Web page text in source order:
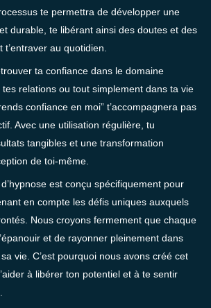
te permettra de développer une
durable, te libérant ainsi des doutes et des
au quotidien.
ta confiance dans le domaine
relations ou tout simplement dans ta vie
confiance en moi” t’accompagnera pas
Avec une utilisation régulière, tu
tangibles et une transformation
de toi-même.
est conçu spécifiquement pour
en compte les défis uniques auxquels
Nous croyons fermement que chaque
et de rayonner pleinement dans
vie. C’est pourquoi nous avons créé cet
à libérer ton potentiel et à te sentir